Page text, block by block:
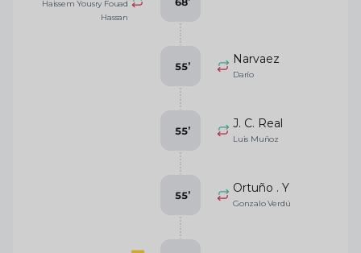
Haissem Yousry Fouad
Hassan
Narvaez
Darío
55’
J. C. Real
Luis Muñoz
55’
Ortuño . Y
Gonzalo Verdú
55’